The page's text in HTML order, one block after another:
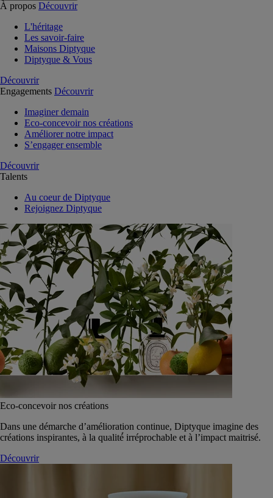
À propos Découvrir
L'héritage
Les savoir-faire
Maisons Diptyque
Diptyque & Vous
Découvrir
Engagements Découvrir
Imaginer demain
Eco-concevoir nos créations
Améliorer notre impact
S’engager ensemble
Découvrir
Talents
Au coeur de Diptyque
Rejoignez Diptyque
Eco-concevoir nos créations
Dans une démarche d’amélioration continue, Diptyque imagine des
créations inspirantes, à la qualité́ irréprochable et à l’impact maitrisé.
Découvrir